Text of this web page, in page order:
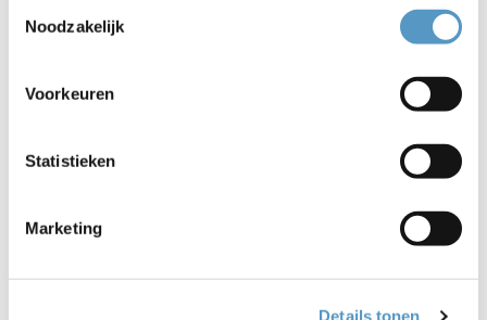
Noodzakelijk
Voorkeuren
Statistieken
Marketing
Details tonen